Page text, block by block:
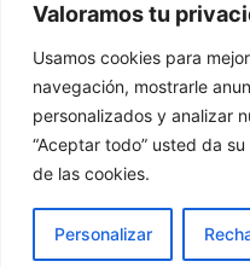
Valoramos tu
Usamos cookies para
navegación, mostrarle
personalizados y analizar
“Aceptar todo” usted da
de las cookies.
Personalizar
Redes Cristianas
Una mirada alternativa sobre la
- Colectivos de Redes Cristianas